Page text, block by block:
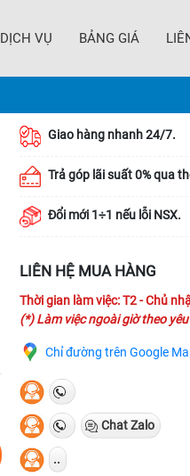
DỊCH VỤ BẢNG GIÁ
Giao hàng nhanh 24/7.
Trả góp lãi suất 0% qua
Đổi mới 1÷1 nếu lỗi NSX.
LIÊN HỆ MUA HÀNG
Thời gian làm việc: T2 - Chủ
(*) Làm việc ngoài giờ theo
Chỉ đường trên Google
Chat Zalo
..